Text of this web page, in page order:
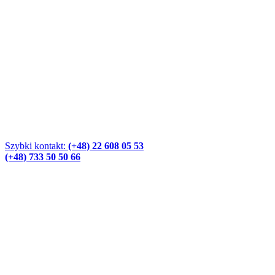
Szybki kontakt: (+48) 22 608 05 53
(+48) 733 50 50 66